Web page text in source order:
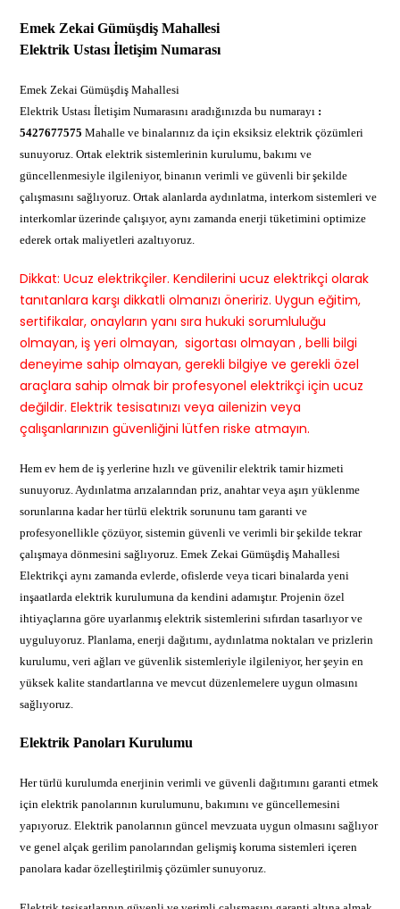
Emek Zekai Gümüşdiş Mahallesi
Elektrik Ustası İletişim Numarası
Emek Zekai Gümüşdiş Mahallesi
Elektrik Ustası İletişim Numarasını aradığınızda bu numarayı :
5427677575 Mahalle ve binalarınız da için eksiksiz elektrik çözümleri
sunuyoruz. Ortak elektrik sistemlerinin kurulumu, bakımı ve
güncellenmesiyle ilgileniyor, binanın verimli ve güvenli bir şekilde
çalışmasını sağlıyoruz. Ortak alanlarda aydınlatma, interkom sistemleri ve
interkomlar üzerinde çalışıyor, aynı zamanda enerji tüketimini optimize
ederek ortak maliyetleri azaltıyoruz.
Dikkat: Ucuz elektrikçiler. Kendilerini ucuz elektrikçi olarak
tanıtanlara karşı dikkatli olmanızı öneririz. Uygun eğitim,
sertifikalar, onayların yanı sıra hukuki sorumluluğu
olmayan, iş yeri olmayan, sigortası olmayan , belli bilgi
deneyime sahip olmayan, gerekli bilgiye ve gerekli özel
araçlara sahip olmak bir profesyonel elektrikçi için ucuz
değildir. Elektrik tesisatınızı veya ailenizin veya
çalışanlarınızın güvenliğini lütfen riske atmayın.
Hem ev hem de iş yerlerine hızlı ve güvenilir elektrik tamir hizmeti
sunuyoruz. Aydınlatma arızalarından priz, anahtar veya aşırı yüklenme
sorunlarına kadar her türlü elektrik sorununu tam garanti ve
profesyonellikle çözüyor, sistemin güvenli ve verimli bir şekilde tekrar
çalışmaya dönmesini sağlıyoruz. Emek Zekai Gümüşdiş Mahallesi
Elektrikçi aynı zamanda evlerde, ofislerde veya ticari binalarda yeni
inşaatlarda elektrik kurulumuna da kendini adamıştır. Projenin özel
ihtiyaçlarına göre uyarlanmış elektrik sistemlerini sıfırdan tasarlıyor ve
uyguluyoruz. Planlama, enerji dağıtımı, aydınlatma noktaları ve prizlerin
kurulumu, veri ağları ve güvenlik sistemleriyle ilgileniyor, her şeyin en
yüksek kalite standartlarına ve mevcut düzenlemelere uygun olmasını
sağlıyoruz.
Elektrik Panoları Kurulumu
Her türlü kurulumda enerjinin verimli ve güvenli dağıtımını garanti etmek
için elektrik panolarının kurulumunu, bakımını ve güncellemesini
yapıyoruz. Elektrik panolarının güncel mevzuata uygun olmasını sağlıyor
ve genel alçak gerilim panolarından gelişmiş koruma sistemleri içeren
panolara kadar özelleştirilmiş çözümler sunuyoruz.